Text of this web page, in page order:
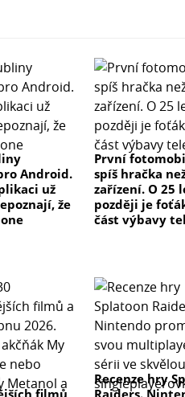
Android.
už
že
První
spíš hračka
zařízení. O 25
později je
část výbavy
filmů
Recenze hry
Raiders.